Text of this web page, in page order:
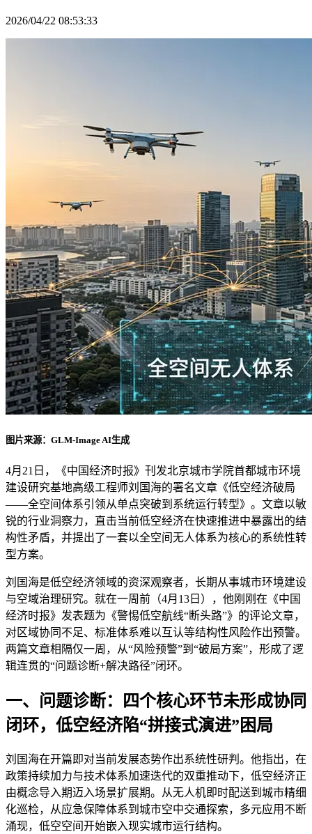
2026/04/22 08:53:33
图片来源：GLM-Image AI生成
4月21日，《中国经济时报》刊发北京城市学院首都城市环境
建设研究基地高级工程师刘国海的署名文章《低空经济破局
——全空间体系引领从单点突破到系统运行转型》。文章以敏
锐的行业洞察力，直击当前低空经济在快速推进中暴露出的结
构性矛盾，并提出了一套以全空间无人体系为核心的系统性转
型方案。
刘国海是低空经济领域的资深观察者，长期从事城市环境建设
与空域治理研究。就在一周前（4月13日），他刚刚在《中国
经济时报》发表题为《警惕低空航线“断头路”》的评论文章，
对区域协同不足、标准体系难以互认等结构性风险作出预警。
两篇文章相隔仅一周，从“风险预警”到“破局方案”，形成了逻
辑连贯的“问题诊断+解决路径”闭环。
一、问题诊断：四个核心环节未形成协同
闭环，低空经济陷“拼接式演进”困局
刘国海在开篇即对当前发展态势作出系统性研判。他指出，在
政策持续加力与技术体系加速迭代的双重推动下，低空经济正
由概念导入期迈入场景扩展期。从无人机即时配送到城市精细
化巡检，从应急保障体系到城市空中交通探索，多元应用不断
涌现，低空空间开始嵌入现实城市运行结构。